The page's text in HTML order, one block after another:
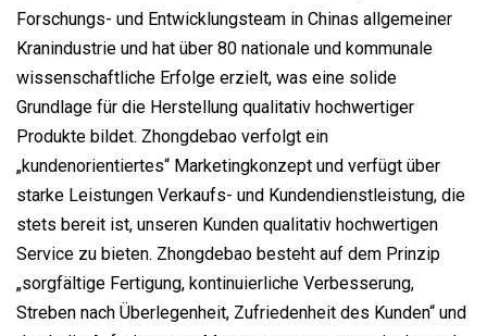
Forschungs- und Entwicklungsteam in Chinas allgemeiner
Kranindustrie und hat über 80 nationale und kommunale
wissenschaftliche Erfolge erzielt, was eine solide
Grundlage für die Herstellung qualitativ hochwertiger
Produkte bildet. Zhongdebao verfolgt ein
„kundenorientiertes“ Marketingkonzept und verfügt über
starke Leistungen Verkaufs- und Kundendienstleistung, die
stets bereit ist, unseren Kunden qualitativ hochwertigen
Service zu bieten. Zhongdebao besteht auf dem Prinzip
„sorgfältige Fertigung, kontinuierliche Verbesserung,
Streben nach Überlegenheit, Zufriedenheit des Kunden“ und